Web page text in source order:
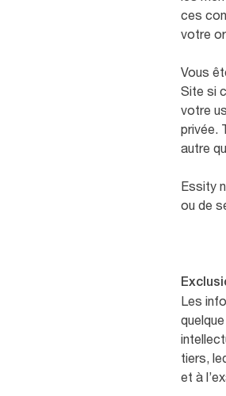
ces
votre
Vous
Site si
votre
privée.
autre
Essity
ou de
Les
tiers,
et à